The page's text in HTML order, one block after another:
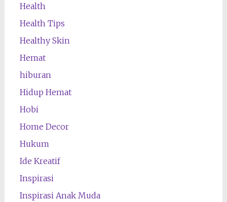
Health
Health Tips
Healthy Skin
Hemat
hiburan
Hidup Hemat
Hobi
Home Decor
Hukum
Ide Kreatif
Inspirasi
Inspirasi Anak Muda